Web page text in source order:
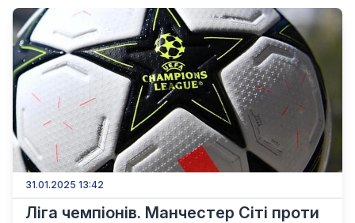
31.01.2025 13:42
Ліга чемпіонів. Манчестер Сіті проти